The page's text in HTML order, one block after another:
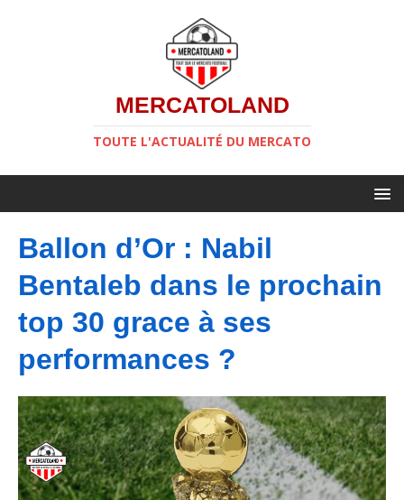
MERCATOLAND
TOUTE L'ACTUALITÉ DU MERCATO
Ballon d’Or : Nabil
Bentaleb dans le prochain
top 30 grace à ses
performances ?